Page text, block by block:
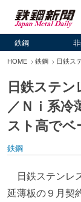
鉄鋼
HOME 鉄鋼 日鉄ス
日鉄ステ
／Ｎｉ系冷
スト高でベ
鉄鋼
日鉄ステンレ
延薄板の９月契